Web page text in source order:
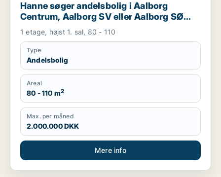
Hanne søger andelsbolig i Aalborg
Centrum, Aalborg SV eller Aalborg SØ
m.fl.
1 etage, højst 1. sal, 80 - 110
Type
Andelsbolig
Areal
80 - 110 m2
Max. per måned
2.000.000 DKK
Mere info